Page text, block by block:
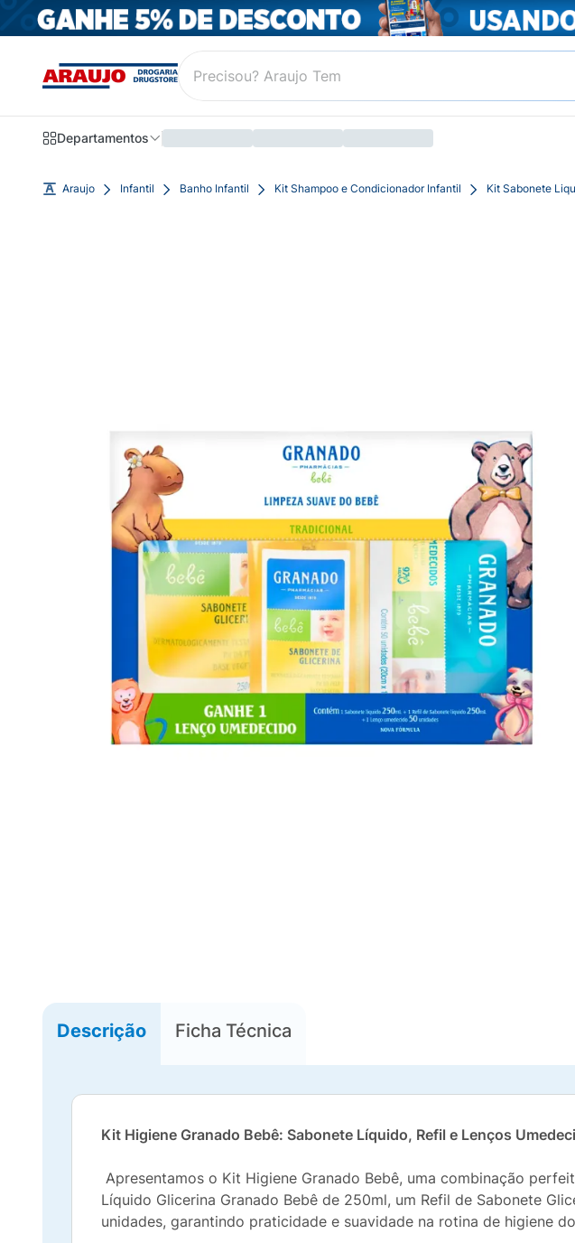
Departamentos
Araujo Infantil Banho Infantil Kit Shampoo e Condicionador Infantil Kit Sabonete
Descrição Ficha Técnica
Kit Higiene Granado Bebê: Sabonete Líquido, Refil e Lenços
Apresentamos o Kit Higiene Granado Bebê, uma combinação
Líquido Glicerina Granado Bebê de 250ml, um Refil de Sabonete
unidades, garantindo praticidade e suavidade na rotina de higiene